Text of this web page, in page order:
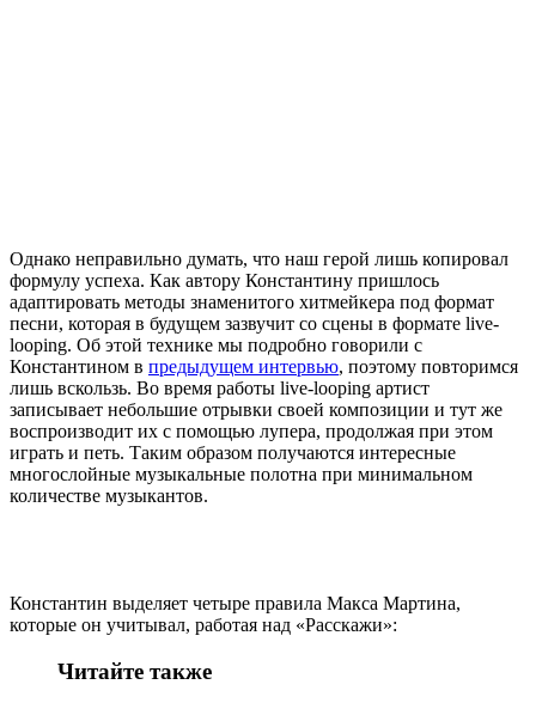
Однако неправильно думать, что наш герой лишь копировал
формулу успеха. Как автору Константину пришлось
адаптировать методы знаменитого хитмейкера под формат
песни, которая в будущем зазвучит со сцены в формате live-
looping. Об этой технике мы подробно говорили с
Константином в предыдущем интервью, поэтому повторимся
лишь вскользь. Во время работы live-looping артист
записывает небольшие отрывки своей композиции и тут же
воспроизводит их с помощью лупера, продолжая при этом
играть и петь. Таким образом получаются интересные
многослойные музыкальные полотна при минимальном
количестве музыкантов.
Константин выделяет четыре правила Макса Мартина,
которые он учитывал, работая над «Расскажи»:
Читайте также